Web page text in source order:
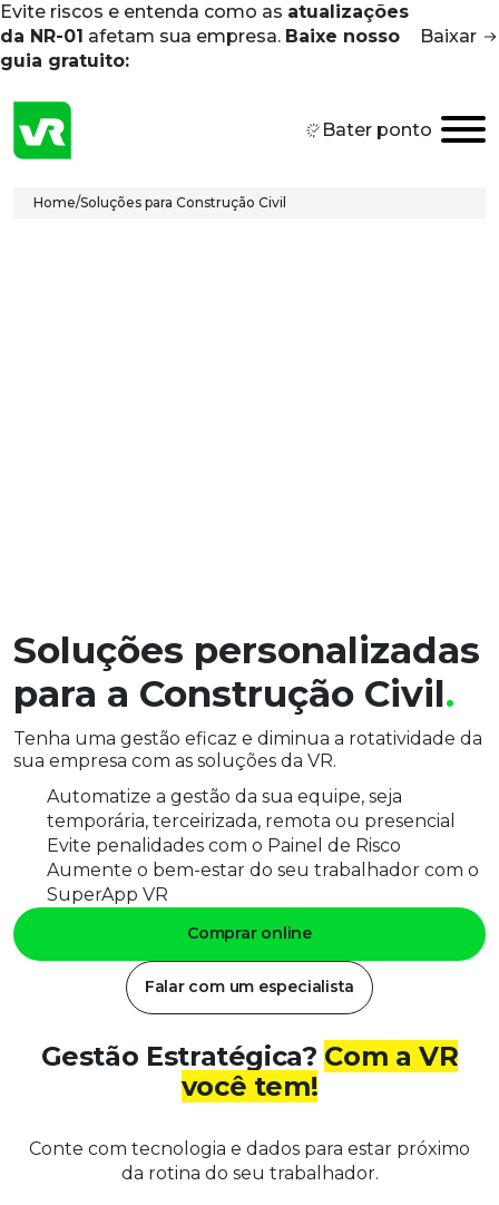
Skip to main content
Evite riscos e entenda como as atualizações
da NR-01 afetam sua empresa. Baixe nosso
guia gratuito:
Baixar
Bater ponto
Breadcrumb
Home/Soluções para Construção Civil
Soluções personalizadas
para a Construção Civil.
Tenha uma gestão eficaz e diminua a rotatividade da
sua empresa com as soluções da VR.
Automatize a gestão da sua equipe, seja
temporária, terceirizada, remota ou presencial
Evite penalidades com o Painel de Risco
Aumente o bem-estar do seu trabalhador com o
SuperApp VR
Comprar online
Falar com um especialista
Gestão Estratégica? Com a VR
você tem!
Conte com tecnologia e dados para estar próximo
da rotina do seu trabalhador.